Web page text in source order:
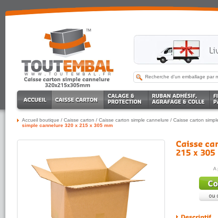
Accueil boutique / Caisse carton / Caisse carton simple cannelure / Caisse carton
simple cannelure 320 x 215 x 305 mm
A